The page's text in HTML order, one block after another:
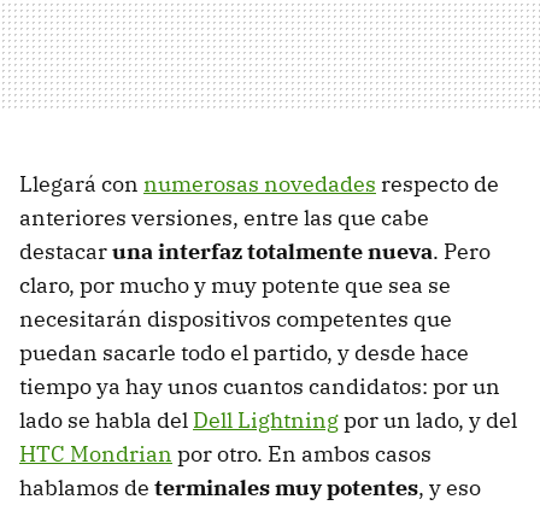
Llegará con numerosas novedades respecto de
anteriores versiones, entre las que cabe
destacaruna interfaz totalmente nueva. Pero
claro, por mucho y muy potente que sea se
necesitarán dispositivos competentes que
puedan sacarle todo el partido, y desde hace
tiempo ya hay unos cuantos candidatos: por un
lado se habla del Dell Lightningpor un lado, y del
HTC Mondrian por otro. En ambos casos
hablamos de terminales muy potentes, y eso